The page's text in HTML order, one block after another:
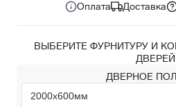
Оплата Доставка
ВЫБЕРИТЕ ФУРНИТУРУ И
ДВЕРЕЙ
ДВЕРНОЕ